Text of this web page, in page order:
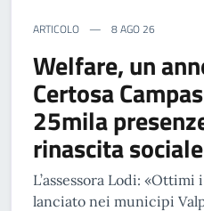
ARTICOLO 8 AGO 26
Welfare, un
Certosa
25mila
rinascita
L’assessora Lodi:
lanciato nei municipi